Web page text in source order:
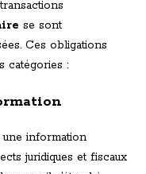
se sont
Ces obligations
catégories :
information
juridiques et fiscaux